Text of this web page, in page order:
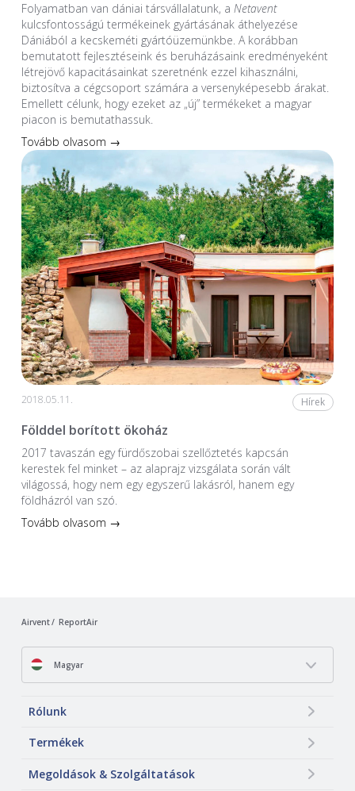
Folyamatban van dániai társvállalatunk, a Netavent
kulcsfontosságú termékeinek gyártásának áthelyezése
Dániából a kecskeméti gyártóüzemünkbe. A korábban
bemutatott fejlesztéseink és beruházásaink eredményeként
létrejövő kapacitásainkat szeretnénk ezzel kihasználni,
biztosítva a cégcsoport számára a versenyképesebb árakat.
Emellett célunk, hogy ezeket az „új” termékeket a magyar
piacon is bemutathassuk.
Tovább olvasom →
2018.05.11. Hírek
Földdel borított ökoház
2017 tavaszán egy fürdőszobai szellőztetés kapcsán
kerestek fel minket – az alaprajz vizsgálata során vált
világossá, hogy nem egy egyszerű lakásról, hanem egy
földházról van szó.
Tovább olvasom →
Airvent ReportAir
Magyar
Rólunk
Termékek
Megoldások & Szolgáltatások